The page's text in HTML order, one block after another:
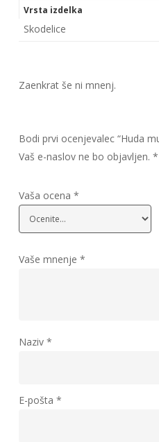
Vrsta izdelka
Skodelice
Zaenkrat še ni mnenj.
Bodi prvi ocenjevalec “Huda
Vaš e-naslov ne bo objavljen. *
Vaša ocena *
Vaše mnenje *
Naziv *
E-pošta *